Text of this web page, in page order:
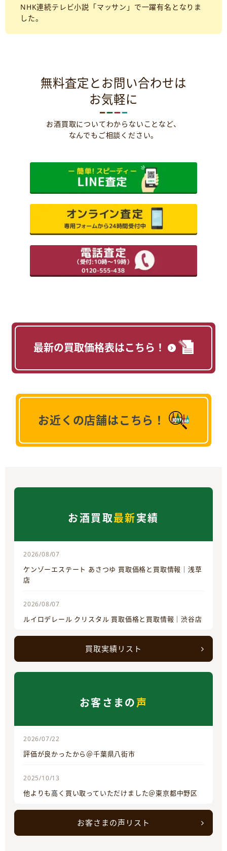
NHK連続テレビ小説「マッサン」で一躍有名となりま
した。
無料査定とお問い合わせは
お気軽に
お酒買取についてわからないことなど、
なんでもご相談ください。
最新の買取価格表はこちら！
お近くの店舗はこちら！
お酒買取最新実績
2026/08/07
ケンゾーエステート あさつゆ 買取価格と買取情報｜浅草
店
2026/08/07
ルイロデレール クリスタル 買取価格と買取情報｜渋谷店
買取実績リスト
お客さまの声
2026/07/22
評価が良かったから＠千葉県八街市
2025/10/13
他よりも高く買い取っていただけました＠東京都中野区
お客さまの声リスト